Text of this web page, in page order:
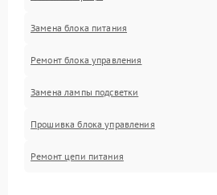
Замена блока питания
Ремонт блока управления
Замена лампы подсветки
Прошивка блока управления
Ремонт цепи питания